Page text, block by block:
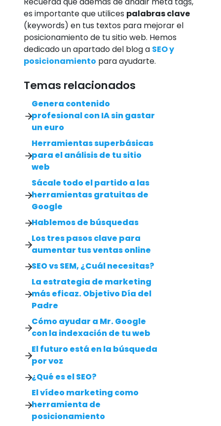
es importante que utilices palabras clave
(keywords) en tus textos para mejorar el
posicionamiento de tu sitio web. Hemos
dedicado un apartado del blog a SEO y
posicionamiento para ayudarte.
Temas relacionados
Genera contenido
profesional con IA sin gastar
un euro
Herramientas superbásicas
para el análisis de tu sitio
web
Sácale todo el partido a las
herramientas gratuitas de
Google
Hablemos de búsquedas
Los tres pasos clave para
aumentar tus ventas online
SEO vs SEM, ¿Cuál necesitas?
La estrategia de marketing
más eficaz. Objetivo Día del
Padre
Cómo ayudar a Mr. Google
con la indexación de tu web
El futuro está en la búsqueda
por voz
¿Qué es el SEO?
El vídeo marketing como
herramienta de
posicionamiento